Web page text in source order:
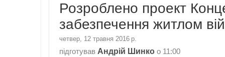
Розроблено проект
забезпечення житлом
четвер, 12 травня 2016 р.
підготував Андрій Шинко о 11:00